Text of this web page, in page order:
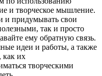
и творческое мышление.
и придумывать свои
так и просто
ему обратную связь.
идеи и работы, а также
как их
творческими